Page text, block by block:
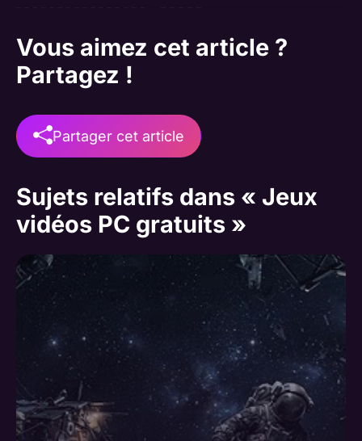
Vous aimez cet article ?
Partagez !
Partager cet article
Sujets relatifs dans « Jeux
vidéos PC gratuits »